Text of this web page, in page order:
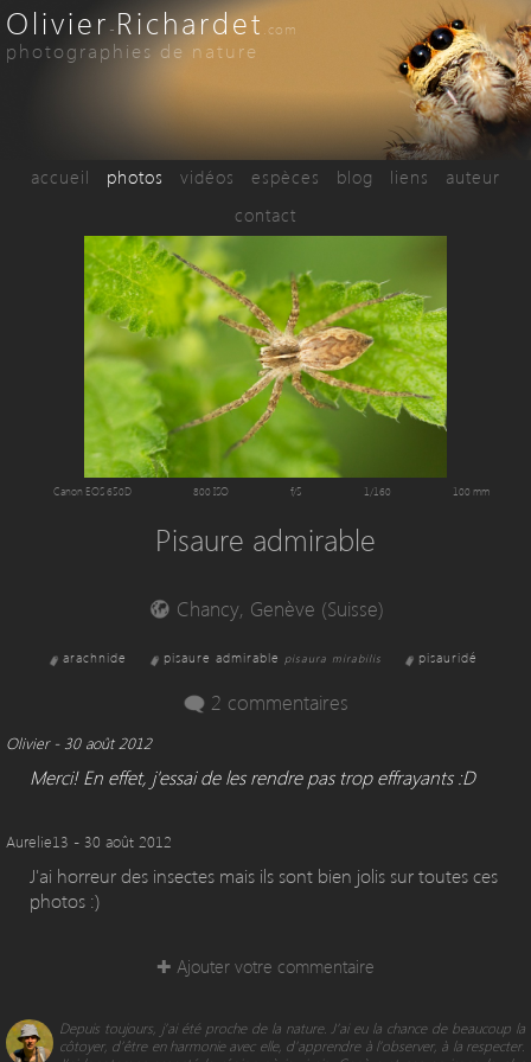
Olivier-Richardet .com
photographies de nature
accueil photos vidéos espèces blog liens
auteur
contact
Canon EOS 650D 800 ISO f/5 1/160 100 mm
Pisaure admirable
Chancy, Genève (Suisse)
arachnide pisaure admirable pisaura mirabilis pisauridé
2 commentaires
Olivier- 30 août 2012
Merci! En effet, j'essai de les rendre pas trop effrayants :D
Aurelie13 - 30 août 2012
J'ai horreur des insectes mais ils sont bien jolis sur toutes ces
photos :)
✚ Ajouter votre commentaire
Depuis toujours, j’ai été proche de la nature. J’ai eu la chance de beaucoup la
côtoyer, d’être en harmonie avec elle, d'apprendre à l’observer, à la respecter.